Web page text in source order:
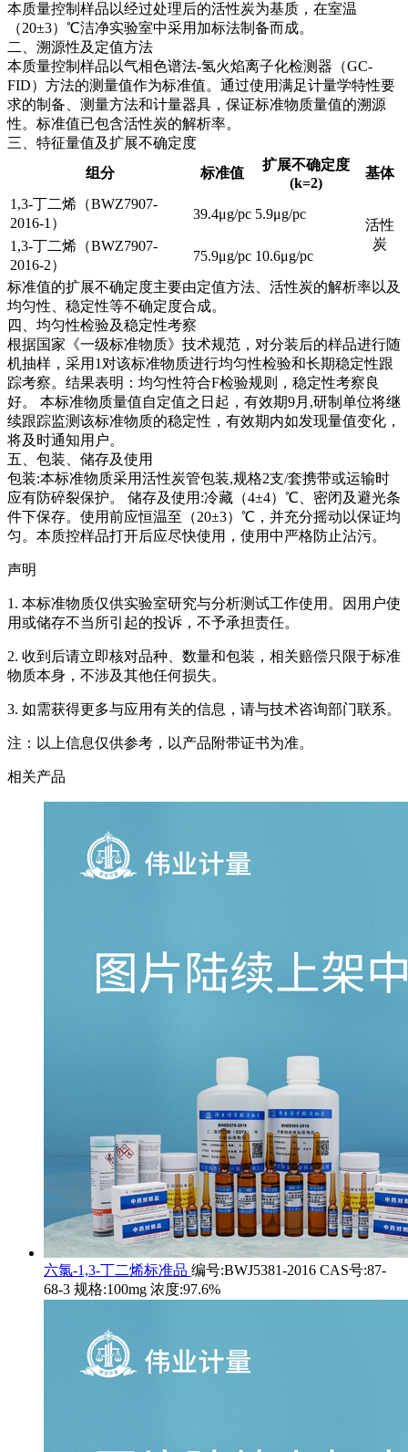
本质量控制样品以经过处理后的活性炭为基质，在室温
（20±3）℃洁净实验室中采用加标法制备而成。
二、溯源性及定值方法
本质量控制样品以气相色谱法-氢火焰离子化检测器（GC-
FID）方法的测量值作为标准值。通过使用满足计量学特性要
求的制备、测量方法和计量器具，保证标准物质量值的溯源
性。标准值已包含活性炭的解析率。
三、特征量值及扩展不确定度
组分
标准值
扩展不确定度
(k=2)
基体
1,3-丁二烯（BWZ7907-
2016-1）
39.4μg/pc 5.9μg/pc
活性
炭
1,3-丁二烯（BWZ7907-
2016-2）
75.9μg/pc 10.6μg/pc
标准值的扩展不确定度主要由定值方法、活性炭的解析率以及
均匀性、稳定性等不确定度合成。
四、均匀性检验及稳定性考察
根据国家《一级标准物质》技术规范，对分装后的样品进行随
机抽样，采用1对该标准物质进行均匀性检验和长期稳定性跟
踪考察。结果表明：均匀性符合F检验规则，稳定性考察良
好。 本标准物质量值自定值之日起，有效期9月,研制单位将继
续跟踪监测该标准物质的稳定性，有效期内如发现量值变化，
将及时通知用户。
五、包装、储存及使用
包装:本标准物质采用活性炭管包装,规格2支/套携带或运输时
应有防碎裂保护。 储存及使用:冷藏（4±4）℃、密闭及避光条
件下保存。使用前应恒温至（20±3）℃，并充分摇动以保证均
匀。本质控样品打开后应尽快使用，使用中严格防止沾污。
声明
1. 本标准物质仅供实验室研究与分析测试工作使用。因用户使
用或储存不当所引起的投诉，不予承担责任。
2. 收到后请立即核对品种、数量和包装，相关赔偿只限于标准
物质本身，不涉及其他任何损失。
3. 如需获得更多与应用有关的信息，请与技术咨询部门联系。
注：以上信息仅供参考，以产品附带证书为准。
相关产品
六氯-1,3-丁二烯标准品 编号:BWJ5381-2016 CAS号:87-
68-3 规格:100mg 浓度:97.6%